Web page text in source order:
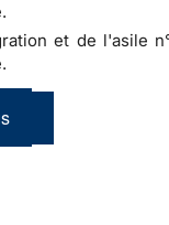
et de l'asile